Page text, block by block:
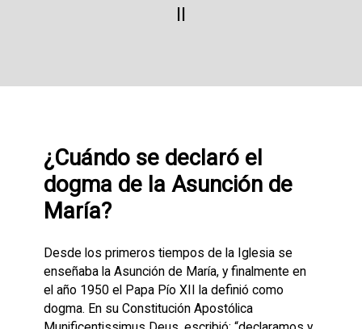
II
¿Cuándo se declaró el
dogma de la Asunción de
María?
Desde los primeros tiempos de la Iglesia se
enseñaba la Asunción de María, y finalmente en
el año 1950 el Papa Pío XII la definió como
dogma. En su Constitución Apostólica